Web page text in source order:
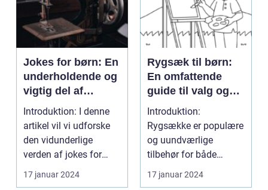
Jokes for børn: En
underholdende og
vigtig del af
barndommen
Introduktion: I denne
artikel vil vi udforske
den vidunderlige
verden af jokes for
børn og diskuter...
17 januar 2024
Rygsæk til børn:
En omfattende
guide til valg og
udvikling gennem
tiden
Introduktion:
Rygsække er populære
og uundværlige
tilbehør for både
voksne og børn. Når
det kommer t...
17 januar 2024